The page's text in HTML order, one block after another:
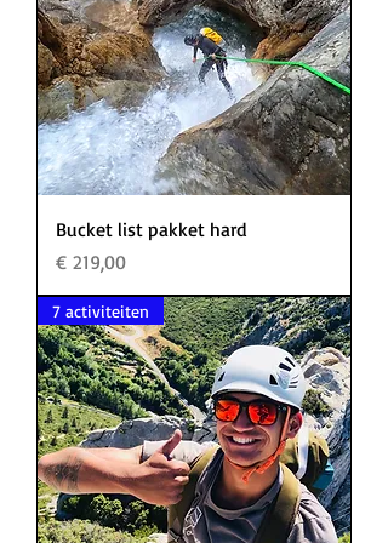
Bucket list pakket hard
Prijs
€ 219,00
7 activiteiten